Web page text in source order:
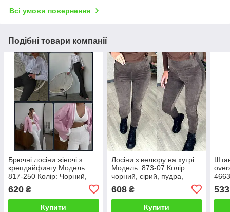
Всі умови повернення
Подібні товари компанії
Брючні лосіни жіночі з
крепдайфингу Модель:
817-250 Колір: Чорний,
620 ₴
Купити
Лосіни з велюру на хутрі
Модель: 873-07 Колір:
чорний, сірий, пудра,
бузковий
608₴
Купити
533